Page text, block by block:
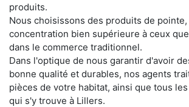
produits.
Nous choisissons des produits de
concentration bien supérieure à ceux
dans le commerce traditionnel.
Dans l'optique de nous garantir d'avoir
bonne qualité et durables, nos agents
pièces de votre habitat, ainsi que tous
qui s'y trouve à Lillers.